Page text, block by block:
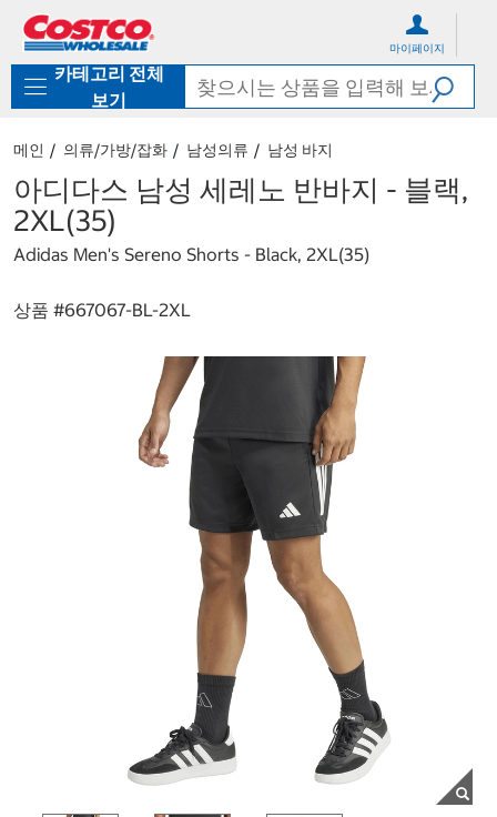
로
기
가
마이페이지
카테고리 전체
보기
메인 의류/가방/잡화 남성의류 남성 바지
아디다스 남성 세레노 반바지 - 블랙,
2XL(35)
Adidas Men's Sereno Shorts - Black, 2XL(35)
상품 #667067-BL-2XL